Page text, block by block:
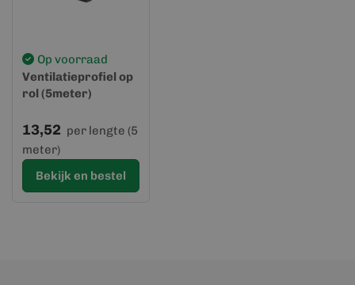
Op voorraad
Ventilatieprofiel op
rol (5meter)
13,52 per lengte (5
meter)
Bekijk en bestel